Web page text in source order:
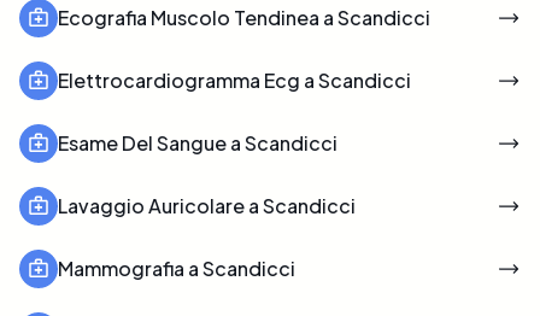
Ecografia Muscolo Tendinea a Scandicci
Elettrocardiogramma Ecg a Scandicci
Esame Del Sangue a Scandicci
Lavaggio Auricolare a Scandicci
Mammografia a Scandicci